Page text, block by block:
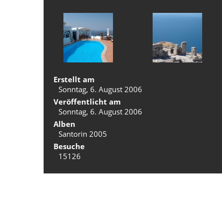
Erstellt am
Sonntag, 6. August 2006
Veröffentlicht am
Sonntag, 6. August 2006
Alben
Santorin 2005
Besuche
15126